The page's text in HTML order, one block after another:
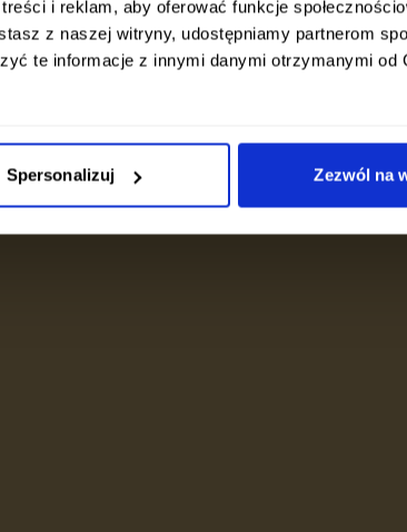
i reklam, aby oferować funkcje
z naszej witryny, udostępniamy partnerom
te informacje z innymi danymi otrzymanymi od
Spersonalizuj Zezwól na
Popularne diety